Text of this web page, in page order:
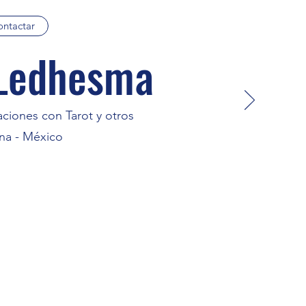
con Tarot y otros
- México